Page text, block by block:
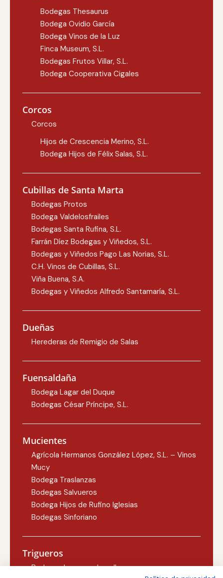
Bodegas Thesaurus
Bodega Ovidio García
Bodega Vinos de la Luz
Finca Museum, S.L.
Bodegas Frutos Villar, S.L.
Bodega Cooperativa Cigales
Corcos
Corcos
Hijos de Crescencia Merino, S.L.
Bodega Hijos de Félix Salas, S.L.
Cubillas de Santa Marta
Bodegas Protos
Bodega Valdelosfrailes
Bodegas Santa Rufina, S.L.
Farrán Díez Bodegas y Viñedos, S.L.
Bodegas y Viñedos Pago Las Norias, S.L.
C.H. Vinos de Cubillas, S.L.
Viña Buena, S.A.
Bodegas y Viñedos Alfredo Santamaría, S.L.
Dueñas
Herederas de Remigio de Salas
Fuensaldaña
Bodega Lagar del Duque
Bodegas César Príncipe, S.L.
Mucientes
Agrícola Hermanos González López, S.L. – Vinos
Mucy
Bodega Traslanzas
Bodegas Salvueros
Bodega Hijos de Rufino Iglesias
Bodegas Sinforiano
Trigueros
Bodegas Lezcano-Lacalle